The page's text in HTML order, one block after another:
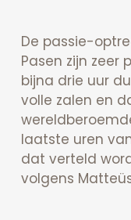
De passie-
Pasen zijn zeer
bijna drie uur
volle zalen en
laatste uren
dat verteld
volgens